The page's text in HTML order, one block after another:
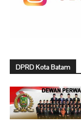
DPRD Kota Batam